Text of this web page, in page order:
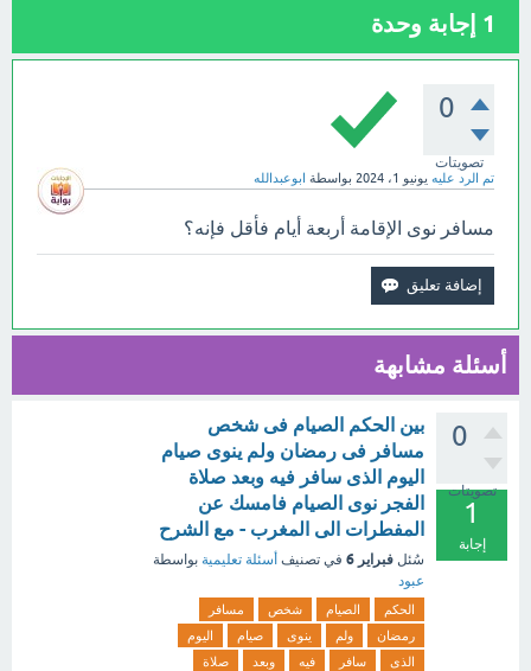
1 إجابة وحدة
0
تصويتات
تم الرد عليه يونيو 1، 2024 بواسطة ابوعبدالله
مسافر نوى الإقامة أربعة أيام فأقل فإنه؟
أسئلة مشابهة
0
تصويتات
1
إجابة
بين الحكم الصيام فى شخص
مسافر فى رمضان ولم ينوى صيام
اليوم الذى سافر فيه وبعد صلاة
الفجر نوى الصيام فامسك عن
المفطرات الى المغرب - مع الشرح
سُئل فبراير 6 في تصنيف أسئلة تعليمية بواسطة
عبود
الحكم الصيام شخص
مسافر
رمضان
ولم ينوى صيام
اليوم
الذى
سافر فيه وبعد
صلاة